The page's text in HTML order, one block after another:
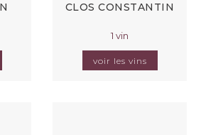
CLOS CONSTANTIN
1 vin
voir les vins